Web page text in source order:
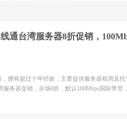
通台湾服务器8折促销，
，拥有超过十年经验，主要提供服务器租用及
服务器促销，全场8折，默认100Mbps国际带宽